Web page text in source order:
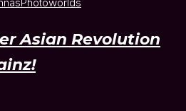
Asian Revolution